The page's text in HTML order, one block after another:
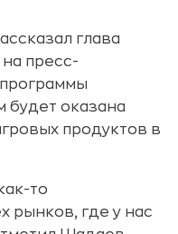
глава
пресс-
будет оказана
продуктов в
то
рынков, где у нас